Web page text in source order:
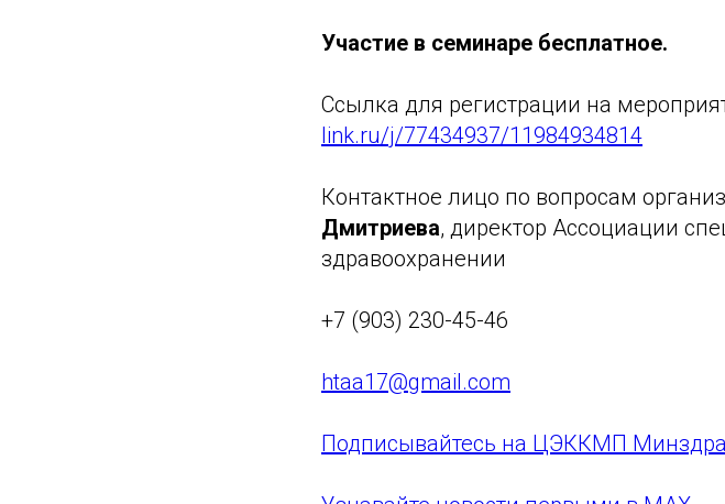
Участие в семинаре бесплатное.
Ссылка для регистрации на
link.ru/j/77434937/11984934814
Контактное лицо по вопросам
Дмитриева, директор Ассоциации
здравоохранении
+7 (903) 230-45-46
htaa17@gmail.com
Подписывайтесь на ЦЭККМП